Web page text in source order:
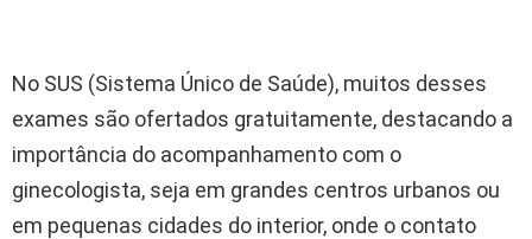
No SUS (Sistema Único de Saúde), muitos desses
exames são ofertados gratuitamente, destacando a
importância do acompanhamento com o
ginecologista, seja em grandes centros urbanos ou
em pequenas cidades do interior, onde o contato